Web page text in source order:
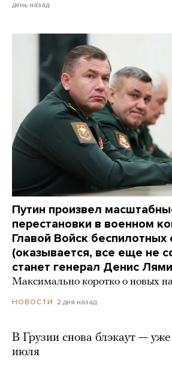
день назад
Путин произвел
перестановки в военном
Главой Войск беспилотных
(оказывается, все еще не
станет генерал Денис
Максимально коротко о новых
НОВОСТИ 2 дня назад
В Грузии снова блэкаут —
июля